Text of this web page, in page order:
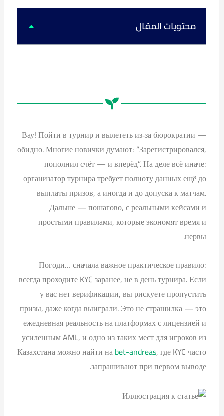
t
k
t
b
e
t
g
r
m
e
o
oمحتويات المقال
Вау! Пойти в турнир и вылететь из‑за бюрократии —
обидно. Многие новички думают: “Зарегистрировался,
пополнил счёт — и вперёд”. На деле всё иначе:
организатор турнира требует полноту данных ещё до
выплаты призов, а иногда и до допуска к матчам.
Дальше — пошагово, с реальными кейсами и
простыми правилами, которые экономят время и
нервы.
Погоди… сначала важное практическое правило:
всегда проходите KYC заранее, не в день турнира. Если
у вас нет верификации, вы рискуете пропустить
призы, даже когда выиграли. Это не страшилка — это
ежедневная реальность на платформах с лицензией и
усиленным AML, и одно из таких мест для игроков из
Казахстана можно найти наbet-andreas, где KYC часто
запрашивают при первом выводе.